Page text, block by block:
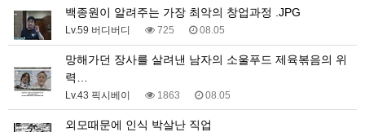
백종원이 알려주는 가장 최악의 창업과정 .JPG
Lv.59 버디버디 725 08.05
망해가던 장사를 살려낸 남자의 소울푸드 제육볶음의 위
력…
Lv.43 픽시베이 1863 08.05
외모때문에 인식 박살난 직업